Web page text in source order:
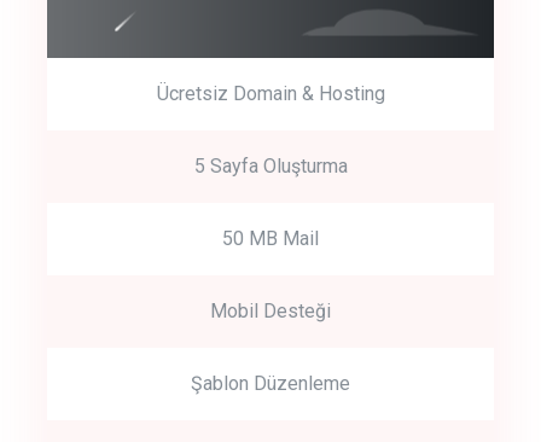
Ücretsiz Domain & Hosting
5 Sayfa Oluşturma
50 MB Mail
Mobil Desteği
Şablon Düzenleme